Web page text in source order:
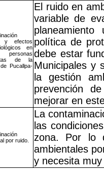
y efectos
en
de la
Pucallpa-
El ruido en
variable de
política de
debe estar
Municipales y
la gestión
prevención
mejorar en
por ruido.
La
las
zona. Por lo
ambientales
y necesita